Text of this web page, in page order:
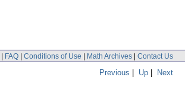
| FAQ | Conditions of Use | Math Archives | Contact Us
Previous | Up | Next